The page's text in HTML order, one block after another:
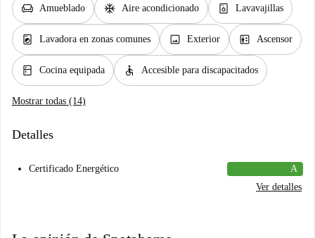
chair Amueblado ac_unit Aire acondicionado dishwasher_gen Lavavajillas
local_laundry_service Lavadora en zonas comunes image Exterior elevator Ascensor
kitchen Cocina equipada accessible Accesible para discapacitados
Mostrar todas (14)
Detalles
Certificado Energético
A
Ver detalles